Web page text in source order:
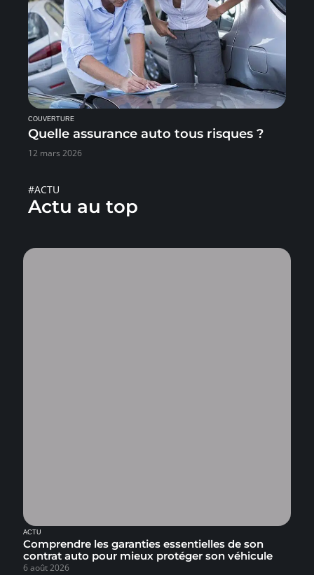
COUVERTURE
Quelle assurance auto tous risques ?
12 mars 2026
#ACTU
Actu au top
ACTU
Comprendre les garanties essentielles de son
contrat auto pour mieux protéger son véhicule
6 août 2026